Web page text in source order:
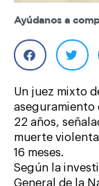
Ayúdanos a
Un juez mixto
aseguramiento
22 años,
muerte
16 meses.
Según la
General de la